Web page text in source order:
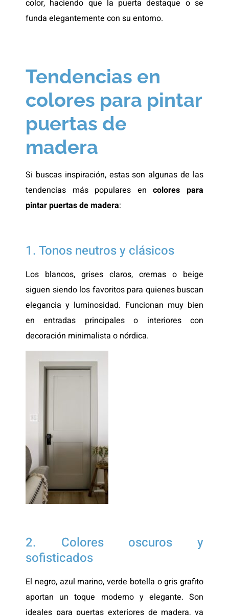
color, haciendo que la puerta destaque o se
funda elegantemente con su entorno.
Tendencias en
colores para pintar
puertas de
madera
Si buscas inspiración, estas son algunas de las
tendencias más populares encolores para
pintar puertas de madera:
1. Tonos neutros y clásicos
Los blancos, grises claros, cremas o beige
siguen siendo los favoritos para quienes buscan
elegancia y luminosidad. Funcionan muy bien
en entradas principales o interiores con
decoración minimalista o nórdica.
2. Colores oscuros y
sofisticados
El negro, azul marino, verde botella o gris grafito
aportan un toque moderno y elegante. Son
ideales para puertas exteriores de madera, ya